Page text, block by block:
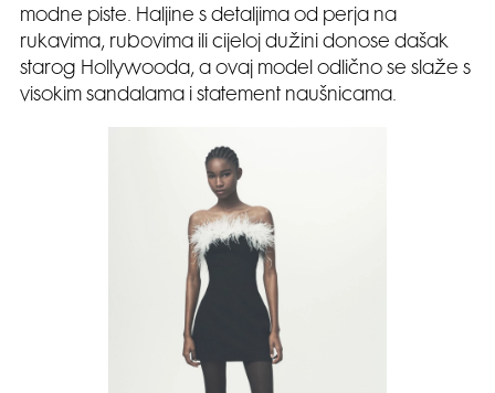
modne piste. Haljine s detaljima od perja na
rukavima, rubovima ili cijeloj dužini donose dašak
starog Hollywooda, a ovaj model odlično se slaže s
visokim sandalama i statement naušnicama.